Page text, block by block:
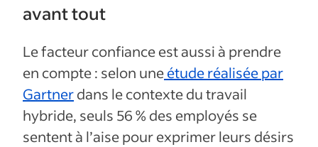
avant tout
Le facteur confiance est aussi à prendre
en compte : selon uneétude réalisée par
Gartnerdans le contexte du travail
hybride, seuls 56 % des employés se
sentent à l’aise pour exprimer leurs désirs